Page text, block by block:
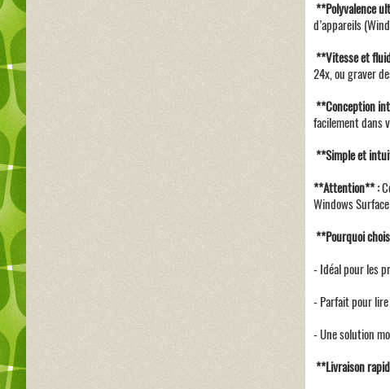
**Polyvalence
d’appareils
**Vitesse et
24x, ou graver
**Conception
facilement dans
**Simple et
**Attention** :
Windows
**Pourquoi
- Idéal pour les
- Parfait pour
- Une solution
**Livraison